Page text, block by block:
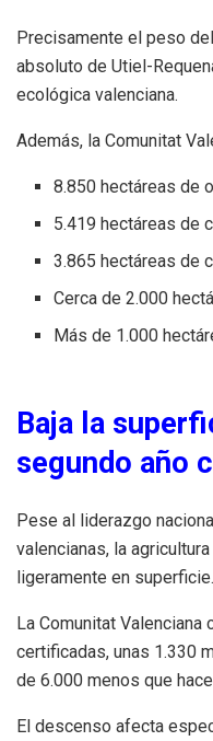
Precisamente el peso
absoluto de Utiel-
ecológica valenciana.
Además, la Comunitat
8.850 hectáreas de
5.419 hectáreas de
3.865 hectáreas de
Cerca de 2.000
Más de 1.000
Baja la
segundo año
Pese al liderazgo
valencianas, la
ligeramente en superficie.
La Comunitat
certificadas, unas 1.330
de 6.000 menos que
El descenso afecta